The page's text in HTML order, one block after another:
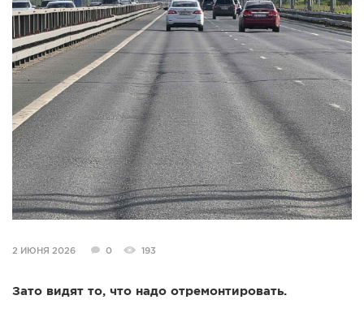
КОНКУРСЫ
СТАТЬИ
ГОЛОСОВАНИЯ
ПРЕДЛОЖИТЬ НОВОСТЬ
ФОТО
2 ИЮНЯ 2026 0 193
Зато видят то, что надо отремонтировать.